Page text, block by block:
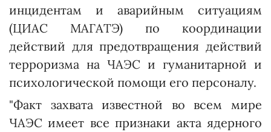
инцидентам и аварийным ситуациям
(ЦИАС МАГАТЭ) по координации
действий для предотвращения действий
терроризма на ЧАЭС и гуманитарной и
психологической помощи его персоналу.
"Факт захвата известной во всем мире
ЧАЭС имеет все признаки акта ядерного